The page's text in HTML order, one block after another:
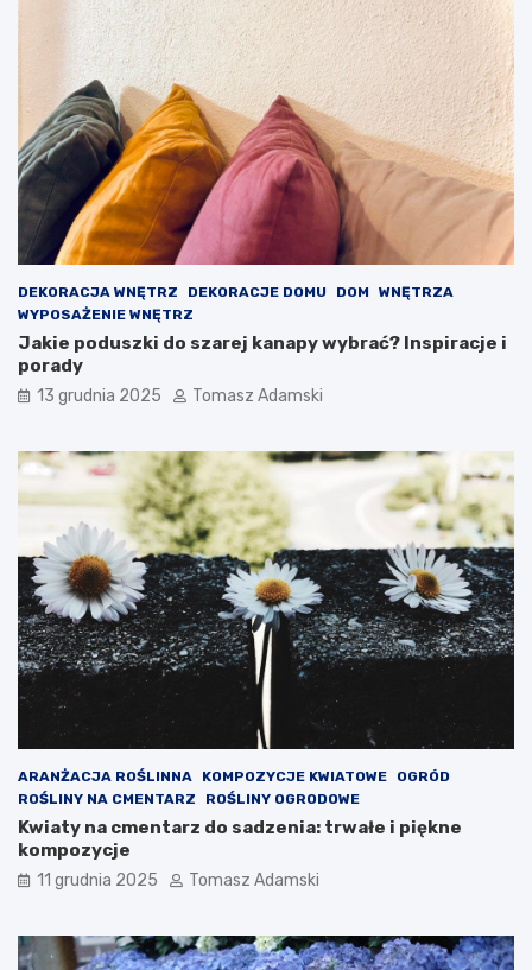
DEKORACJA WNĘTRZ DEKORACJE DOMU DOM
WNĘTRZA
WYPOSAŻENIE WNĘTRZ
Jakie poduszki do szarej kanapy wybrać? Inspiracje i
porady
13 grudnia 2025 Tomasz Adamski
ARANŻACJA ROŚLINNA KOMPOZYCJE KWIATOWE
OGRÓD
ROŚLINY NA CMENTARZ
ROŚLINY OGRODOWE
Kwiaty na cmentarz do sadzenia: trwałe i piękne
kompozycje
11 grudnia 2025 Tomasz Adamski